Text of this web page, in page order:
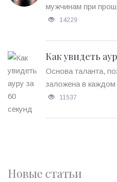
мужчинам при
14229
Как увидеть
Основа таланта,
заложена в каждом
11537
Новые статьи